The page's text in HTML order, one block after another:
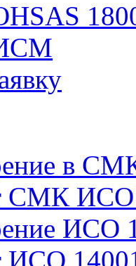
ИСМ
в
СМК ИСО
ИСО